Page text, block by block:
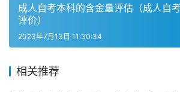
以选择一些英语原版书籍、英语报刊杂
同时，多写英语作文，提高写作能力和
效方式。考生可以通过做一成人英语4级
成人自考本科的含金量评估（成人自
评价）
2023年7月13日 11:30:34
相关推荐